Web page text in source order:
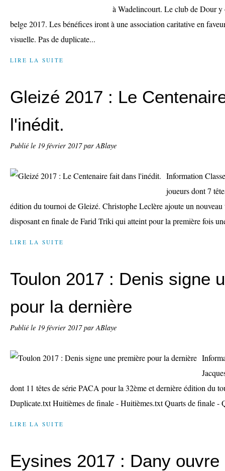
à Wadelincourt. Le club de Dour
belge 2017. Les bénéfices iront à une association caritative en
visuelle. Pas de duplicate...
LIRE LA SUITE
Gleizé 2017 : Le
l'inédit.
Publié le 19 février 2017par ABlaye
Information
joueurs dont 7
édition du tournoi de Gleizé. Christophe Leclère ajoute un
disposant en finale de Farid Triki qui atteint pour la première fois
LIRE LA SUITE
Toulon 2017 : Denis signe
pour la dernière
Publié le 19 février 2017par ABlaye
dont 11 têtes de série PACA pour la 32ème et dernière édition du
Duplicate.txt Huitièmes de finale - Huitièmes.txt Quarts de finale -
LIRE LA SUITE
Eysines 2017 : Dany ouvre